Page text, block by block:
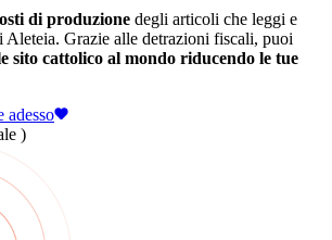
di produzione degli articoli che leggi e
Aleteia. Grazie alle detrazioni fiscali, puoi
sito cattolico al mondo riducendo le tue
adesso
)